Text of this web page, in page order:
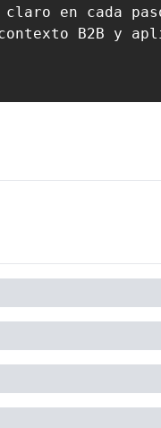
en cada
B2B y